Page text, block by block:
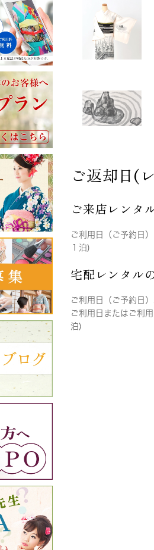
ご返却日(
ご来店レンタ
ご利用日（ご予約日
１泊)
宅配レンタル
ご利用日（ご予約日
ご利用日またはご利
泊)